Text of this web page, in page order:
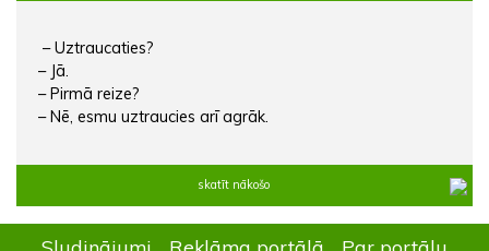
– Uztraucaties?
– Jā.
– Pirmā reize?
– Nē, esmu uztraucies arī agrāk.
skatīt nākošo